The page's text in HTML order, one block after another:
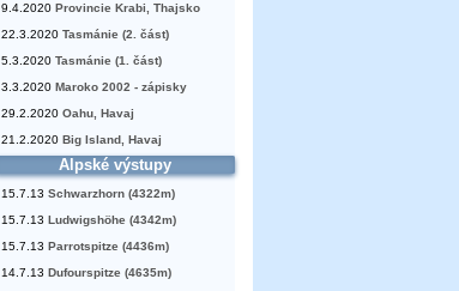
9.4.2020 Provincie Krabi, Thajsko
22.3.2020 Tasmánie (2. část)
5.3.2020 Tasmánie (1. část)
3.3.2020 Maroko 2002 - zápisky
29.2.2020 Oahu, Havaj
21.2.2020 Big Island, Havaj
Alpské výstupy
15.7.13 Schwarzhorn (4322m)
15.7.13 Ludwigshöhe (4342m)
15.7.13 Parrotspitze (4436m)
14.7.13 Dufourspitze (4635m)